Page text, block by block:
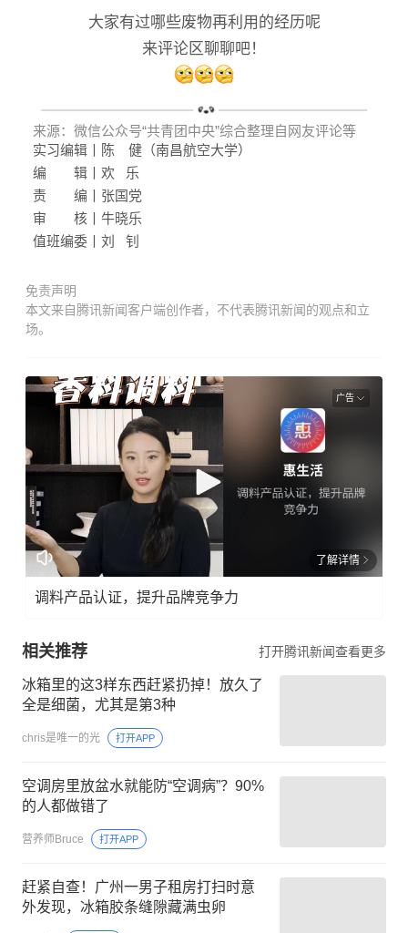
大家有过哪些废物再利用的经历呢
来评论区聊聊吧！
来源： 微信公众号“共青团中央”综合整理自网友评论等
实习编辑丨陈 健（南昌航空大学）
编 辑丨欢 乐
责 编丨张国党
审 核 丨牛晓乐
值班编委丨刘
钊
免责声明
本文来自腾讯新闻客户端创作者，不代表腾讯新闻的观点和立
场。
广告
了解详情
调料产品认证，提升品牌竞争力
相关推荐 打开腾讯新闻查看更多
冰箱里的这3样东西赶紧扔掉！放久了
全是细菌，尤其是第3种
chris是唯一的光 打开APP
空调房里放盆水就能防“空调病”？90%
的人都做错了
营养师Bruce 打开APP
赶紧自查！广州一男子租房打扫时意
外发现，冰箱胶条缝隙藏满虫卵